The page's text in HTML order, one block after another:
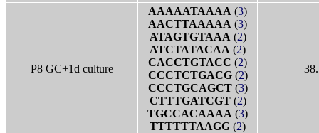
P8 GC+1d culture
AAAAATAAAA (3)
AACTTAAAAA (3)
ATAGTGTAAA (2)
ATCTATACAA (2)
CACCTGTACC (2)
CCCTCTGACG(2)
CCCTGCAGCT(3)
CTTTGATCGT(2)
TGCCACAAAA (3)
TTTTTTAAGG (2)